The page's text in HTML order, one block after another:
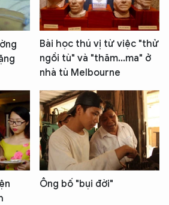
Bài học thú vị từ việc "thử
ngồi tù" và "thăm...ma" ở
nhà tù Melbourne
Ông bố "bụi đời"